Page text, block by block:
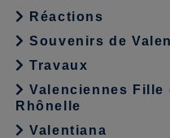
Réactions
Souvenirs de
Travaux
Valenciennes Fille
Rhônelle
Valentiana